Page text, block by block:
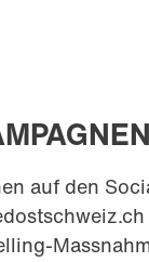
auf den